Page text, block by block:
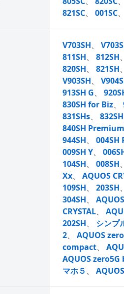
821SC、 001SC、
V703SH、
811SH、 812SH、
820SH、 821SH、
V903SH、
913SH G、
830SH for Biz、
831SHs、 832SH
840SH Premium
944SH、 004SH
009SH Y、
104SH、 008SH、
Xx、 AQUOS
109SH、 203SH、
304SH、
CRYSTAL、
202SH、 シンプ
2、 AQUOS zero
compact、
AQUOS zero5G
マホ５ 、